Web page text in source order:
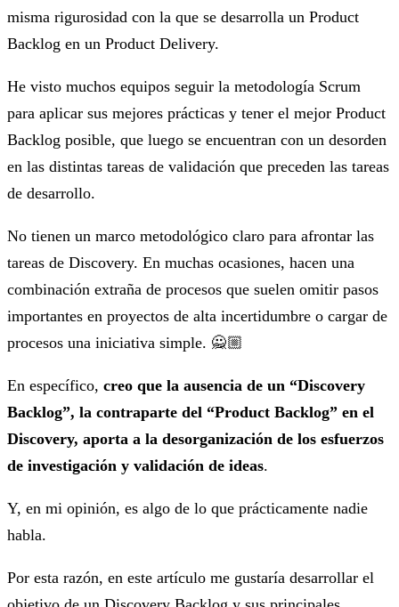
misma rigurosidad con la que se desarrolla un Product
Backlog en un Product Delivery.
He visto muchos equipos seguir la metodología Scrum
para aplicar sus mejores prácticas y tener el mejor Product
Backlog posible, que luego se encuentran con un desorden
en las distintas tareas de validación que preceden las tareas
de desarrollo.
No tienen un marco metodológico claro para afrontar las
tareas de Discovery. En muchas ocasiones, hacen una
combinación extraña de procesos que suelen omitir pasos
importantes en proyectos de alta incertidumbre o cargar de
procesos una iniciativa simple. 🙅🏼
En específico, creo que la ausencia de un “Discovery
Backlog”, la contraparte del “Product Backlog” en el
Discovery, aporta a la desorganización de los esfuerzos
de investigación y validación de ideas.
Y, en mi opinión, es algo de lo que prácticamente nadie
habla.
Por esta razón, en este artículo me gustaría desarrollar el